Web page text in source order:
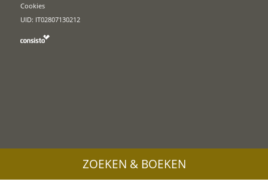
Cookies
UID: IT02807130212
ZOEKEN & BOEKEN